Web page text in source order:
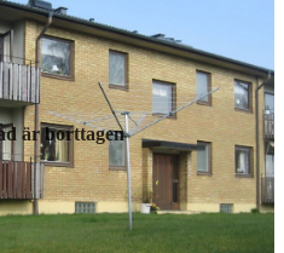
är borttagen